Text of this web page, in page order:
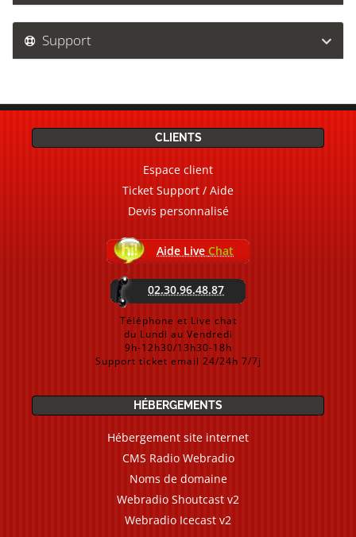
Support
CLIENTS
Espace client
Ticket Support / Aide
Devis personnalisé
Aide Live Chat
02.30.96.48.87
Téléphone et Live chat
du Lundi au Vendredi
9h-12h30/13h30-18h
Support ticket email 24/24h 7/7j
HÉBERGEMENTS
Hébergement site internet
CMS Radio Webradio
Noms de domaine
Webradio Shoutcast v2
Webradio Icecast v2